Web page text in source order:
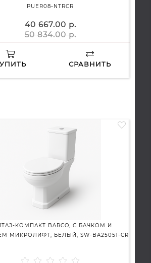
PUER08-NTRCR
40 667.00 р.
50 834.00 р.
СРАВНИТЬ
КОМПАКТ BARCO, С БАЧКОМ И
МИКРОЛИФТ, БЕЛЫЙ, SW-BA25051-CR